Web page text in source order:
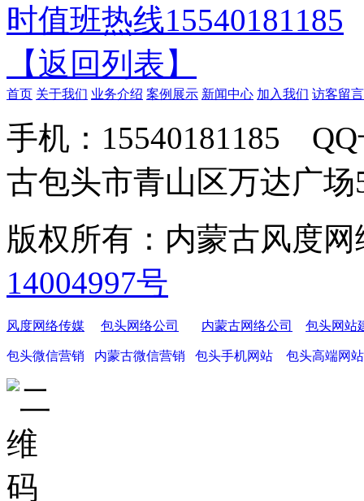
时值班热线15540181185
【返回列表】
首页 关于我们 业务介绍 案例展示 新闻中心 加入我们 访客留言
手机：15540181185
古包头市青山区万达广
版权所有：内蒙古风度
14004997号
风度网络传媒 包头网络公司 内蒙古网络公司 包头网站
包头微信营销 内蒙古微信营销 包头手机网站 包头高端网